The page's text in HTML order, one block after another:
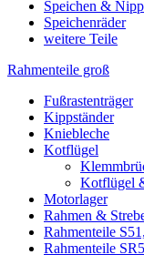
Speichen &
Speichenräder
weitere Teile
Rahmenteile groß
Fußrastenträger
Kippständer
Kniebleche
Kotflügel
Kotflügel
Motorlager
Rahmen &
Rahmenteile
Rahmenteile